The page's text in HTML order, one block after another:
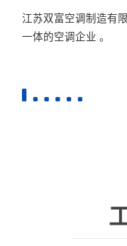
江苏双富空调制造有
一体的空调企业 。